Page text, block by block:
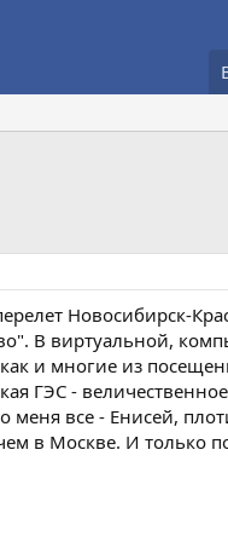
Новосибирск-
В виртуальной,
и многие из
ГЭС -
все - Енисей,
в Москве. И только